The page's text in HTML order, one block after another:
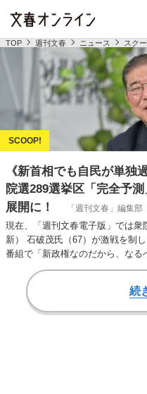
TOP 週刊文春 ニュース スク
《新首相でも自民が単独
院選289選挙区「完全予
展開に！
「週刊文春」編集部
現在、「週刊文春電子版」では衆
新） 石破茂氏（67）が激戦を制
番組で「新政権なのだから、な
示唆してきたの…
続